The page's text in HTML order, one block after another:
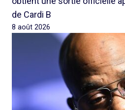
de Cardi B
8 août 2026